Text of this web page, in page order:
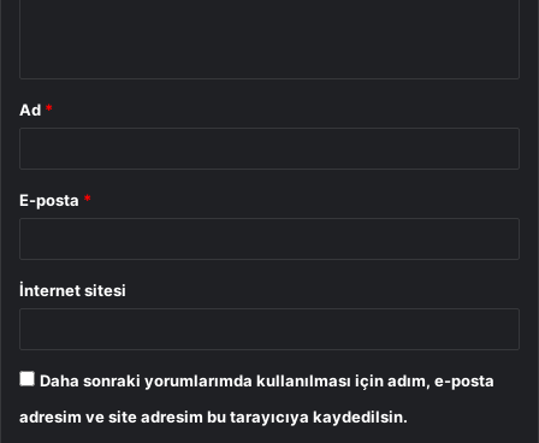
Ad *
E-posta *
İnternet sitesi
Daha sonraki yorumlarımda kullanılması için adım, e-posta
adresim ve site adresim bu tarayıcıya kaydedilsin.